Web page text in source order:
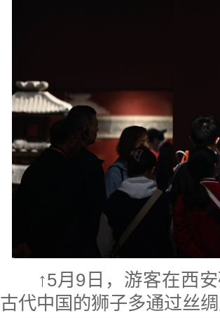
↑5月9日，游客在西
古代中国的狮子多通过丝